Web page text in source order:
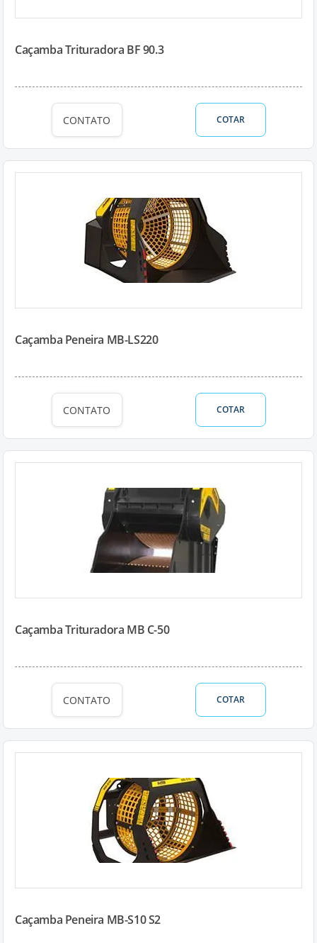
Caçamba Trituradora BF 90.3
CONTATO COTAR
Caçamba Peneira MB-LS220
CONTATO COTAR
Caçamba Trituradora MB C-50
CONTATO COTAR
Caçamba Peneira MB-S10 S2